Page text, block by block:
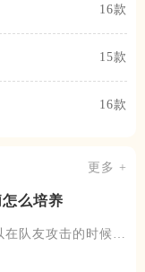
16款
15款
16款
更多 +
么培养
队友攻击的时候，